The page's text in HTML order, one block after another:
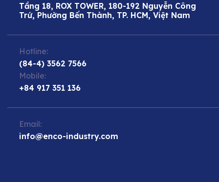
Tầng 18, ROX TOWER, 180-192 Nguyễn Công
Trứ, Phường Bến Thành, TP. HCM, Việt Nam
Hotline:
(84-4) 3562 7566
Mobile:
+84 917 351 136
Email:
info@enco-industry.com